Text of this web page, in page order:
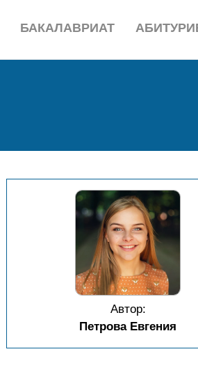
БАКАЛАВРИАТ
Автор:
Петрова Евгения